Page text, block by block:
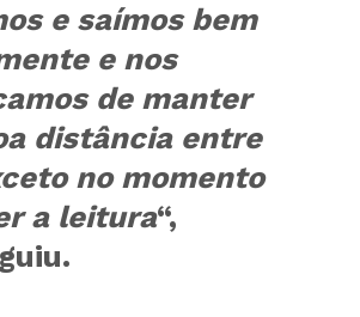
e saímos bem
e nos
de manter
distância entre
no momento
a leitura“,